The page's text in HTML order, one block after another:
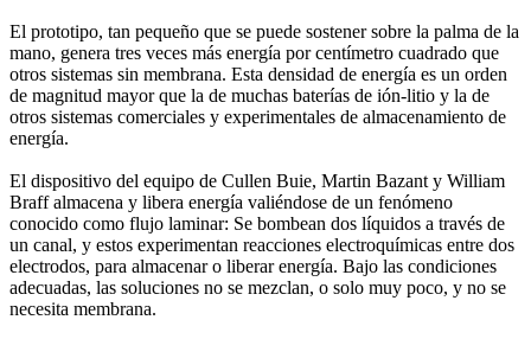
El prototipo, tan pequeño que se puede sostener sobre la palma de la
mano, genera tres veces más energía por centímetro cuadrado que
otros sistemas sin membrana. Esta densidad de energía es un orden
de magnitud mayor que la de muchas baterías de ión-litio y la de
otros sistemas comerciales y experimentales de almacenamiento de
energía.
El dispositivo del equipo de Cullen Buie, Martin Bazant y William
Braff almacena y libera energía valiéndose de un fenómeno
conocido como flujo laminar: Se bombean dos líquidos a través de
un canal, y estos experimentan reacciones electroquímicas entre dos
electrodos, para almacenar o liberar energía. Bajo las condiciones
adecuadas, las soluciones no se mezclan, o solo muy poco, y no se
necesita membrana.